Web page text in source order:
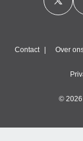
Contact Over
© 2026